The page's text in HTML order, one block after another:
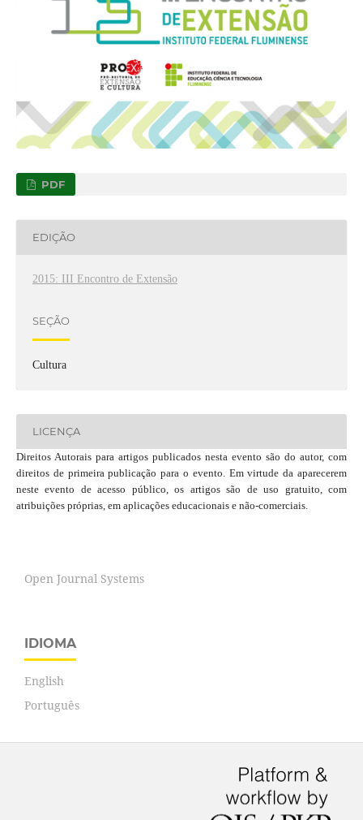
PDF
EDIÇÃO
2015: III Encontro de Extensão
SEÇÃO
Cultura
LICENÇA
Direitos Autorais para artigos publicados nesta evento são do autor, com
direitos de primeira publicação para o evento. Em virtude da aparecerem
neste evento de acesso público, os artigos são de uso gratuito, com
atribuições próprias, em aplicações educacionais e não-comerciais.
Open Journal Systems
IDIOMA
English
Português